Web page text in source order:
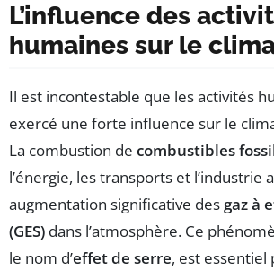
L’influence des
humaines sur le
Il est incontestable que les activités
exercé une forte influence sur le
La combustion de combustibles
l’énergie, les transports et l’industrie
augmentation significative des gaz à
(GES) dans l’atmosphère. Ce
le nom d’effet de serre, est